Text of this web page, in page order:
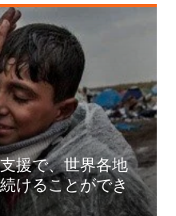
援で、世界各地
けることができ